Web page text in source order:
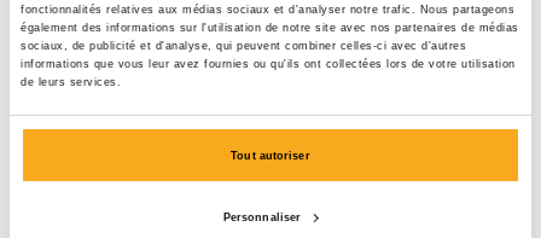
fonctionnalités relatives aux médias sociaux et d'analyser notre trafic. Nous partageons
également des informations sur l'utilisation de notre site avec nos partenaires de médias
sociaux, de publicité et d'analyse, qui peuvent combiner celles-ci avec d'autres
informations que vous leur avez fournies ou qu'ils ont collectées lors de votre utilisation
de leurs services.
Tout autoriser
Personnaliser